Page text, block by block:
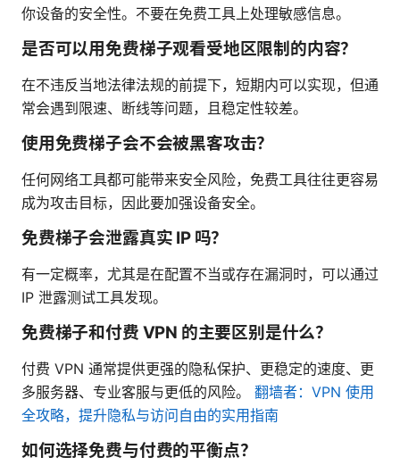
你设备的安全性。不要在免费工具上处理敏感信息。
是否可以用免费梯子观看受地区限制的内容？
在不违反当地法律法规的前提下，短期内可以实现，但通
常会遇到限速、断线等问题，且稳定性较差。
使用免费梯子会不会被黑客攻击？
任何网络工具都可能带来安全风险，免费工具往往更容易
成为攻击目标，因此要加强设备安全。
免费梯子会泄露真实 IP 吗？
有一定概率，尤其是在配置不当或存在漏洞时，可以通过
IP 泄露测试工具发现。
免费梯子和付费 VPN 的主要区别是什么？
付费 VPN 通常提供更强的隐私保护、更稳定的速度、更
多服务器、专业客服与更低的风险。 翻墙者：VPN 使用
全攻略，提升隐私与访问自由的实用指南
如何选择免费与付费的平衡点？